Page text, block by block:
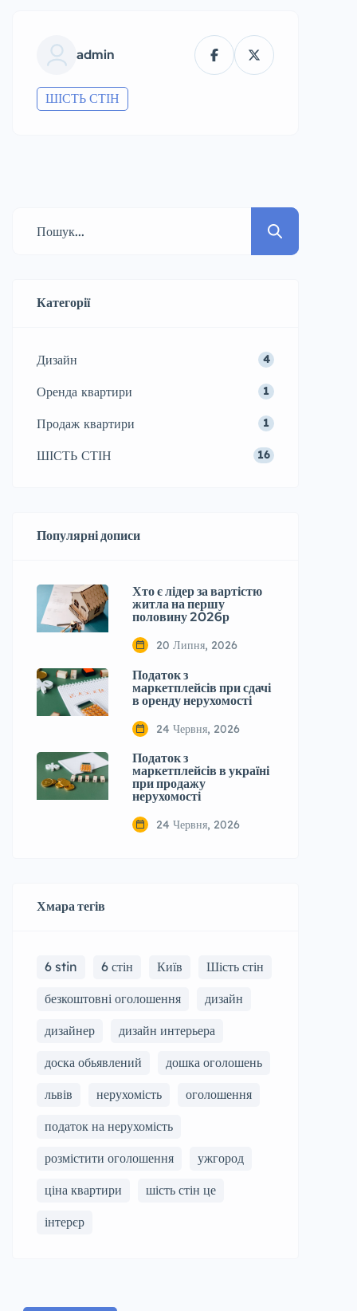
admin
ШІСТЬ СТІН
Категорії
Дизайн 4
Оренда квартири 1
Продаж квартири 1
ШІСТЬ СТІН 16
Популярні дописи
Хто є лідер за вартістю
житла на першу
половину 2026р
20 Липня, 2026
Податок з
маркетплейсів при сдачі
в оренду нерухомості
24 Червня, 2026
Податок з
маркетплейсів в україні
при продажу
нерухомості
24 Червня, 2026
Хмара тегів
6 stin 6 стін Київ
Шість стін
безкоштовні оголошення
дизайн
дизайнер
дизайн интерьера
доска обьявлений
дошка оголошень
львів
нерухомість
оголошення
податок на нерухомість
розмістити оголошення
ужгород
ціна квартири
шість стін це
інтерєр